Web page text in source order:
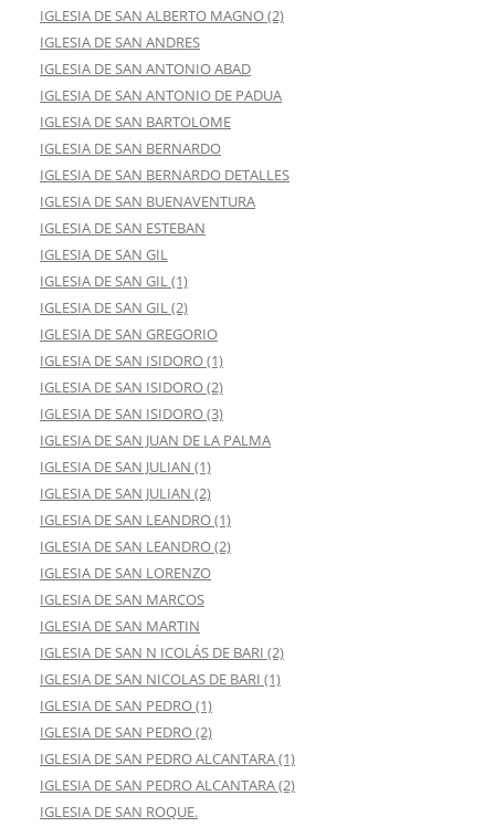
IGLESIA DE SAN ALBERTO MAGNO (2)
IGLESIA DE SAN ANDRES
IGLESIA DE SAN ANTONIO ABAD
IGLESIA DE SAN ANTONIO DE PADUA
IGLESIA DE SAN BARTOLOME
IGLESIA DE SAN BERNARDO
IGLESIA DE SAN BERNARDO DETALLES
IGLESIA DE SAN BUENAVENTURA
IGLESIA DE SAN ESTEBAN
IGLESIA DE SAN GIL
IGLESIA DE SAN GIL (1)
IGLESIA DE SAN GIL (2)
IGLESIA DE SAN GREGORIO
IGLESIA DE SAN ISIDORO (1)
IGLESIA DE SAN ISIDORO (2)
IGLESIA DE SAN ISIDORO (3)
IGLESIA DE SAN JUAN DE LA PALMA
IGLESIA DE SAN JULIAN (1)
IGLESIA DE SAN JULIAN (2)
IGLESIA DE SAN LEANDRO (1)
IGLESIA DE SAN LEANDRO (2)
IGLESIA DE SAN LORENZO
IGLESIA DE SAN MARCOS
IGLESIA DE SAN MARTIN
IGLESIA DE SAN N ICOLÁS DE BARI (2)
IGLESIA DE SAN NICOLAS DE BARI (1)
IGLESIA DE SAN PEDRO (1)
IGLESIA DE SAN PEDRO (2)
IGLESIA DE SAN PEDRO ALCANTARA (1)
IGLESIA DE SAN PEDRO ALCANTARA (2)
IGLESIA DE SAN ROQUE.